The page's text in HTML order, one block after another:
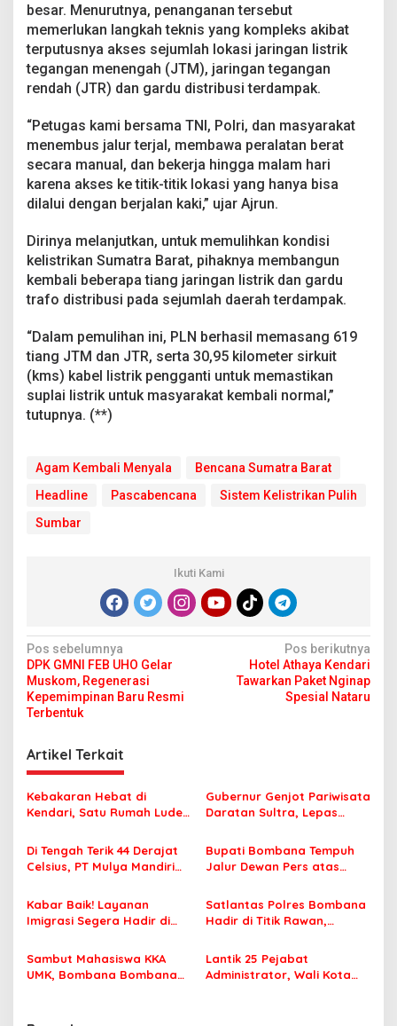
besar. Menurutnya, penanganan tersebut
memerlukan langkah teknis yang kompleks akibat
terputusnya akses sejumlah lokasi jaringan listrik
tegangan menengah (JTM), jaringan tegangan
rendah (JTR) dan gardu distribusi terdampak.
“Petugas kami bersama TNI, Polri, dan masyarakat
menembus jalur terjal, membawa peralatan berat
secara manual, dan bekerja hingga malam hari
karena akses ke titik-titik lokasi yang hanya bisa
dilalui dengan berjalan kaki,” ujar Ajrun.
Dirinya melanjutkan, untuk memulihkan kondisi
kelistrikan Sumatra Barat, pihaknya membangun
kembali beberapa tiang jaringan listrik dan gardu
trafo distribusi pada sejumlah daerah terdampak.
“Dalam pemulihan ini, PLN berhasil memasang 619
tiang JTM dan JTR, serta 30,95 kilometer sirkuit
(kms) kabel listrik pengganti untuk memastikan
suplai listrik untuk masyarakat kembali normal,”
tutupnya. (**)
Agam Kembali Menyala
Bencana Sumatra Barat
Headline
Pascabencana
Sistem Kelistrikan Pulih
Sumbar
Ikuti Kami
N
a
v
i
g
a
s
i
p
o
s
Pos sebelumnya
DPK GMNI FEB UHO Gelar
Muskom, Regenerasi
Kepemimpinan Baru Resmi
Terbentuk
Pos berikutnya
Hotel Athaya Kendari
Tawarkan Paket Nginap
Spesial Nataru
Artikel Terkait
Kebakaran Hebat di
Kendari, Satu Rumah Ludes
Gubernur Genjot Pariwisata
Daratan Sultra, Lepas
Tiga Kabupaten Unggulan
Di Tengah Terik 44 Derajat
Celsius, PT Mulya Mandiri
Jamaah Tetap Sehat dan
Nyaman Beribadah
Bupati Bombana Tempuh
Jalur Dewan Pers atas
Korupsi Jembatan Cirauci II
Kabar Baik! Layanan
Imigrasi Segera Hadir di
Perlu Lagi ke Kendari
Satlantas Polres Bombana
Hadir di Titik Rawan,
Sekolah dengan Aman
Sambut Mahasiswa KKA
UMK, Bombana Bombana
Lantik 25 Pejabat
Administrator, Wali Kota